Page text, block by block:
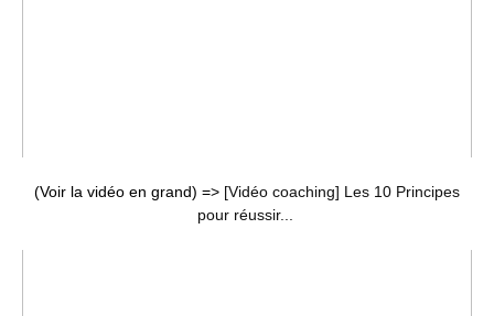
(Voir la vidéo en grand) => [Vidéo coaching] Les 10 Principes
pour réussir...